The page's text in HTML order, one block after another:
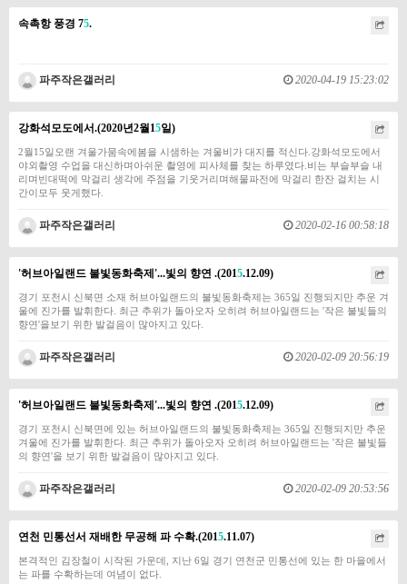
속촉항 풍경 75.
파주작은갤러리 2020-04-19 15:23:02
강화석모도에서.(2020년2월15일)
​​​​2월15일오랜 겨울가뭄속에봄을 시샘하는 겨울비가 대지를 적신다.강화석모도에서
야외촬영 수업을 대신하며아쉬운 촬영에 피사체를 찾는 하루였다.비는 부슬부슬 내
리며빈대떡에 막걸리 생각에 주점을 기웃거리며해물파전에 막걸리 한잔 걸치는 시
간이모두 웃게했다.
파주작은갤러리 2020-02-16 00:58:18
'허브아일랜드 불빛동화축제'...빛의 향연 .(2015.12.09)
​​​​​경기 포천시 신북면 소재 허브아일랜드의 불빛동화축제는 365일 진행되지만 추운 겨
울에 진가를 발휘한다. 최근 추위가 돌아오자 오히려 허브아일랜드는 '작은 불빛들의
향연'을보기 위한 발걸음이 많아지고 있다.
파주작은갤러리 2020-02-09 20:56:19
'허브아일랜드 불빛동화축제'...빛의 향연 .(2015.12.09)
​​​​​경기 포천시 신북면에 있는 허브아일랜드의 불빛동화축제는 365일 진행되지만 추운
겨울에 진가를 발휘한다. 최근 추위가 돌아오자 오히려 허브아일랜드는 '작은 불빛들
의 향연'을 보기 위한 발걸음이 많아지고 있다.
파주작은갤러리 2020-02-09 20:53:56
연천 민통선서 재배한 무공해 파 수확.(2015.11.07)
​​​본격적인 김장철이 시작된 가운데, 지난 6일 경기 연천군 민통선에 있는 한 마을에서
는 파를 수확하는데 여념이 없다.